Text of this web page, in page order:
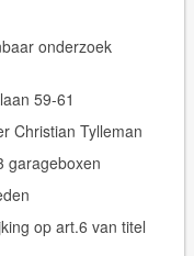
onderzoek
59-61
Christian Tylleman
garageboxen
op art.6 van titel